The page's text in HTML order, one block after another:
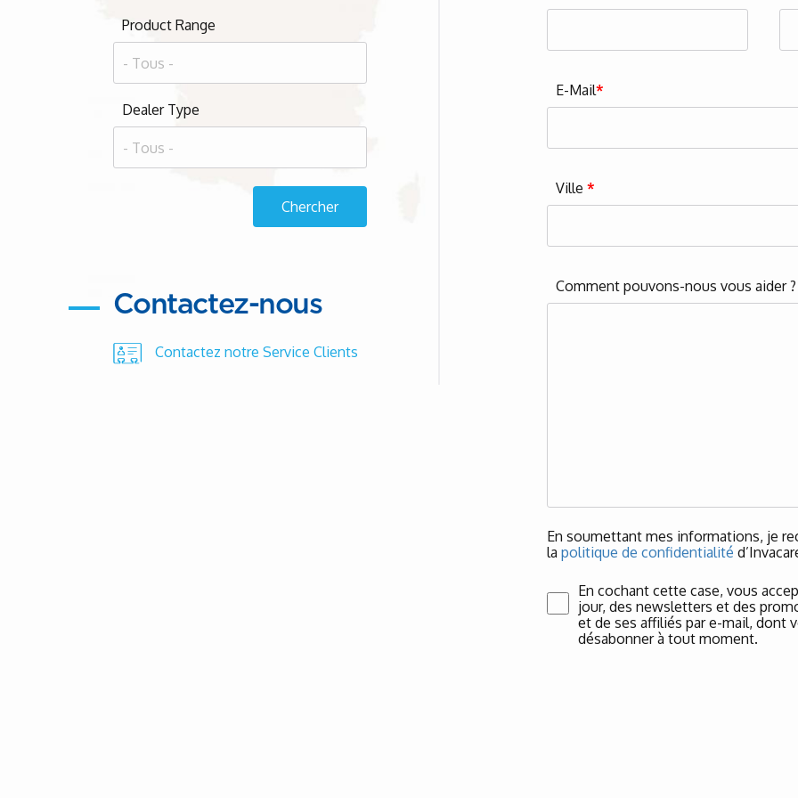
Product Range
Dealer Type
Contactez-nous
Contactez notre Service Clients
E-Mail*
Ville*
Comment pouvons-nous vous aider
En soumettant mes informations, je
lapolitique de confidentialité
En cochant cette case, vous
jour, des newsletters et des
et de ses affiliés par e-mail, dont
désabonner à tout moment.